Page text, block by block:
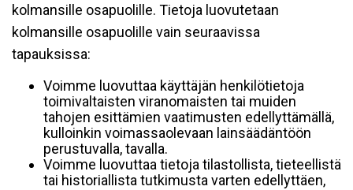
kolmansille osapuolille. Tietoja luovutetaan
kolmansille osapuolille vain seuraavissa
tapauksissa:
Voimme luovuttaa käyttäjän henkilötietoja
toimivaltaisten viranomaisten tai muiden
tahojen esittämien vaatimusten edellyttämällä,
kulloinkin voimassaolevaan lainsäädäntöön
perustuvalla, tavalla.
Voimme luovuttaa tietoja tilastollista, tieteellistä
tai historiallista tutkimusta varten edellyttäen,